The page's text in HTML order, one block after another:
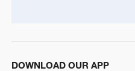
DOWNLOAD OUR APP